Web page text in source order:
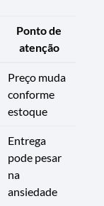
Ponto de
atenção
Preço muda
conforme
estoque
Entrega
pode pesar
na
ansiedade